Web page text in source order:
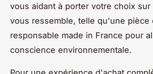
vous aidant à porter votre choix
vous ressemble, telle qu'une pièce
responsable made in France pour
conscience environnementale.